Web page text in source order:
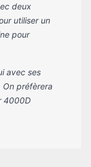
deux
utiliser un
pour
avec ses
On préfèrera
4000D